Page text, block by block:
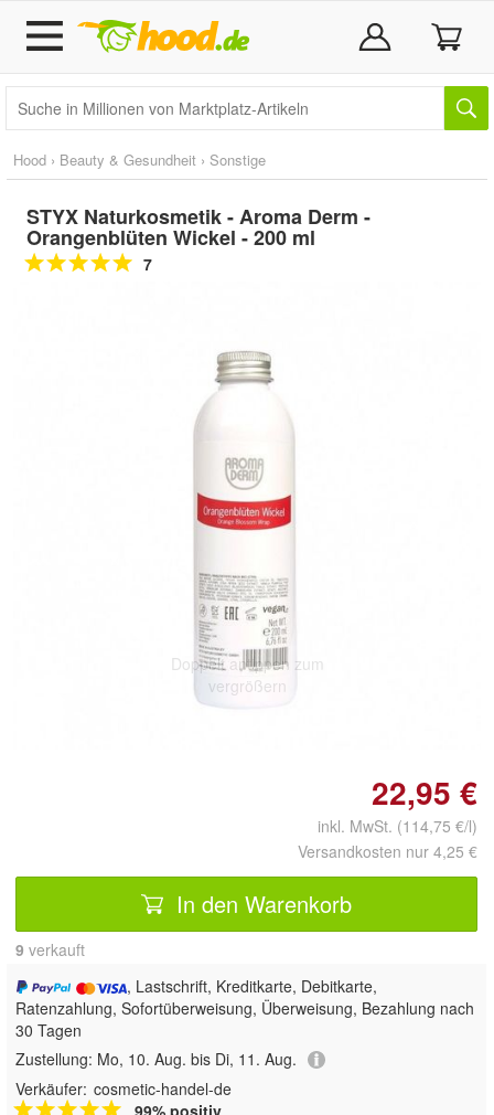
Hood › Beauty & Gesundheit › Sonstige
STYX Naturkosmetik - Aroma Derm -
Orangenblüten Wickel - 200 ml
7
Doppelt antippen zum
vergrößern
22,95 €
inkl. MwSt. (114,75 €/l)
Versandkosten nur 4,25 €
In den Warenkorb
9 verkauft
, Lastschrift, Kreditkarte, Debitkarte,
Ratenzahlung, Sofortüberweisung, Überweisung, Bezahlung nach
30 Tagen
Zustellung: Mo, 10. Aug. bis Di, 11. Aug.
Verkäufer: cosmetic-handel-de